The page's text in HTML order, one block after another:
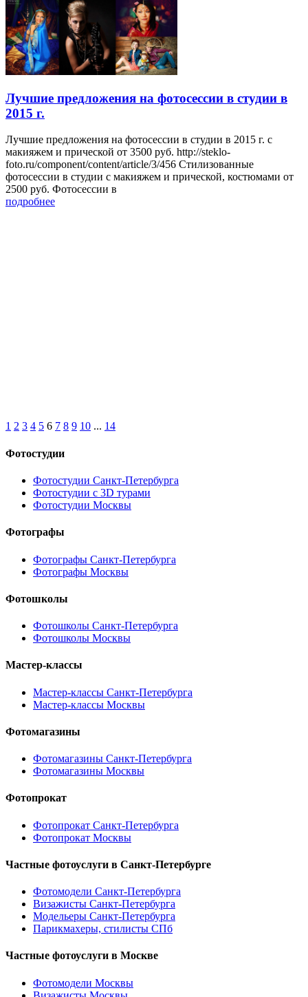
Лучшие предложения на фотосессии в студии в
2015 г.
Лучшие предложения на фотосессии в студии в 2015 г. с
макияжем и прической от 3500 руб. http://steklo-
foto.ru/component/content/article/3/456 Стилизованные
фотосессии в студии с макияжем и прической, костюмами от
2500 руб. Фотосессии в
подробнее
1 2 3 4 5 6 7 8 9 10 ... 14
Фотостудии
Фотостудии Санкт-Петербурга
Фотостудии с 3D турами
Фотостудии Москвы
Фотографы
Фотографы Санкт-Петербурга
Фотографы Москвы
Фотошколы
Фотошколы Санкт-Петербурга
Фотошколы Москвы
Мастер-классы
Мастер-классы Санкт-Петербурга
Мастер-классы Москвы
Фотомагазины
Фотомагазины Санкт-Петербурга
Фотомагазины Москвы
Фотопрокат
Фотопрокат Санкт-Петербурга
Фотопрокат Москвы
Частные фотоуслуги в Санкт-Петербурге
Фотомодели Санкт-Петербурга
Визажисты Санкт-Петербурга
Модельеры Санкт-Петербурга
Парикмахеры, стилисты СПб
Частные фотоуслуги в Москве
Фотомодели Москвы